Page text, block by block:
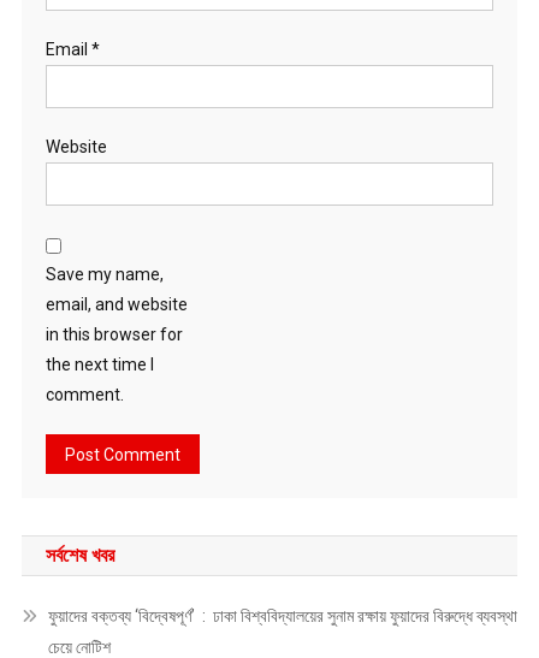
Email *
Website
Save my name,
email, and website
in this browser for
the next time I
comment.
সর্বশেষ খবর
ফুয়াদের বক্তব্য ‘বিদ্বেষপূর্ণ’ : ঢাকা বিশ্ববিদ্যালয়ের সুনাম রক্ষায় ফুয়াদের বিরুদ্ধে ব্যবস্থা
চেয়ে নোটিশ